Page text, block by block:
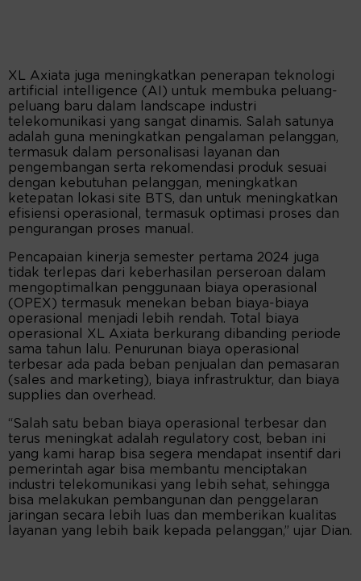
XL Axiata juga meningkatkan penerapan teknologi
artificial intelligence (AI) untuk membuka peluang-
peluang baru dalam landscape industri
telekomunikasi yang sangat dinamis. Salah satunya
adalah guna meningkatkan pengalaman pelanggan,
termasuk dalam personalisasi layanan dan
pengembangan serta rekomendasi produk sesuai
dengan kebutuhan pelanggan, meningkatkan
ketepatan lokasi site BTS, dan untuk meningkatkan
efisiensi operasional, termasuk optimasi proses dan
pengurangan proses manual.
Pencapaian kinerja semester pertama 2024 juga
tidak terlepas dari keberhasilan perseroan dalam
mengoptimalkan penggunaan biaya operasional
(OPEX) termasuk menekan beban biaya-biaya
operasional menjadi lebih rendah. Total biaya
operasional XL Axiata berkurang dibanding periode
sama tahun lalu. Penurunan biaya operasional
terbesar ada pada beban penjualan dan pemasaran
(sales and marketing), biaya infrastruktur, dan biaya
supplies dan overhead.
“Salah satu beban biaya operasional terbesar dan
terus meningkat adalah regulatory cost, beban ini
yang kami harap bisa segera mendapat insentif dari
pemerintah agar bisa membantu menciptakan
industri telekomunikasi yang lebih sehat, sehingga
bisa melakukan pembangunan dan penggelaran
jaringan secara lebih luas dan memberikan kualitas
layanan yang lebih baik kepada pelanggan,” ujar Dian.